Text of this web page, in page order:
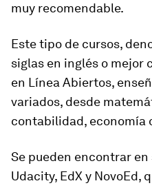
muy recomendable.
Este tipo de cursos,
siglas en inglés o mejor
en Línea Abiertos,
variados, desde
contabilidad, economía
Se pueden encontrar
Udacity, EdX y NovoEd,